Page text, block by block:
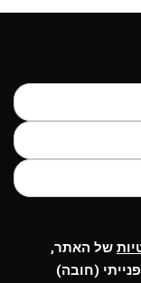
של האתר,
(חובה)